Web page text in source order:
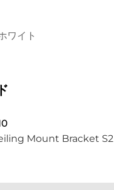
ワイト
Mount Bracket S2